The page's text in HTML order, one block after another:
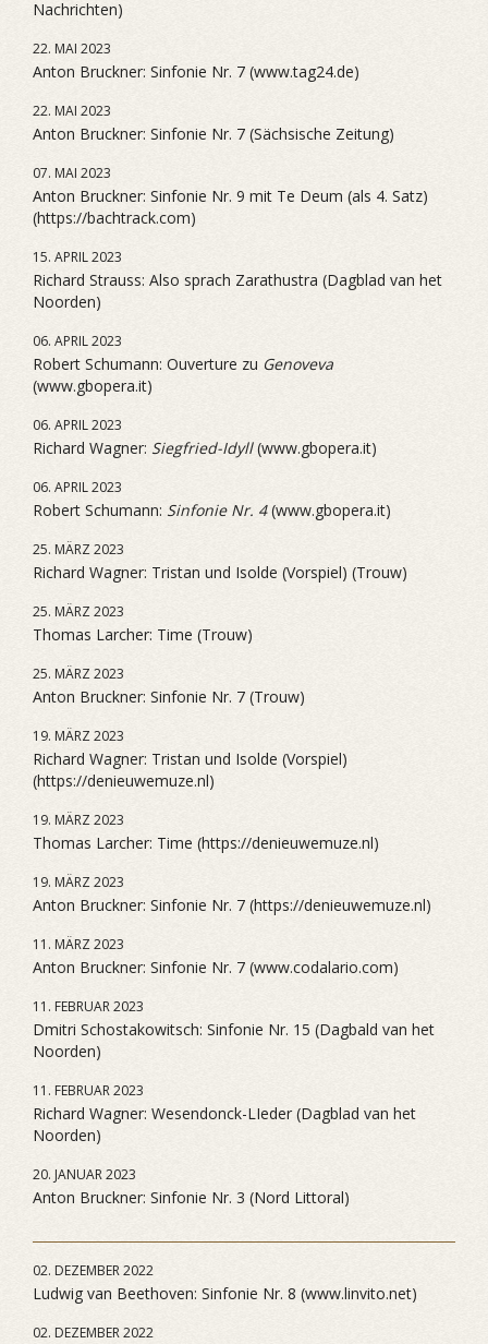
Nachrichten)
22. MAI 2023
Anton Bruckner: Sinfonie Nr. 7 (www.tag24.de)
22. MAI 2023
Anton Bruckner: Sinfonie Nr. 7 (Sächsische Zeitung)
07. MAI 2023
Anton Bruckner: Sinfonie Nr. 9 mit Te Deum (als 4. Satz)
(https://bachtrack.com)
15. APRIL 2023
Richard Strauss: Also sprach Zarathustra (Dagblad van het
Noorden)
06. APRIL 2023
Robert Schumann: Ouverture zu Genoveva
(www.gbopera.it)
06. APRIL 2023
Richard Wagner: Siegfried-Idyll(www.gbopera.it)
06. APRIL 2023
Robert Schumann: Sinfonie Nr. 4(www.gbopera.it)
25. MÄRZ 2023
Richard Wagner: Tristan und Isolde (Vorspiel) (Trouw)
25. MÄRZ 2023
Thomas Larcher: Time (Trouw)
25. MÄRZ 2023
Anton Bruckner: Sinfonie Nr. 7 (Trouw)
19. MÄRZ 2023
Richard Wagner: Tristan und Isolde (Vorspiel)
(https://denieuwemuze.nl)
19. MÄRZ 2023
Thomas Larcher: Time (https://denieuwemuze.nl)
19. MÄRZ 2023
Anton Bruckner: Sinfonie Nr. 7 (https://denieuwemuze.nl)
11. MÄRZ 2023
Anton Bruckner: Sinfonie Nr. 7 (www.codalario.com)
11. FEBRUAR 2023
Dmitri Schostakowitsch: Sinfonie Nr. 15 (Dagbald van het
Noorden)
11. FEBRUAR 2023
Richard Wagner: Wesendonck-LIeder (Dagblad van het
Noorden)
20. JANUAR 2023
Anton Bruckner: Sinfonie Nr. 3 (Nord Littoral)
02. DEZEMBER 2022
Ludwig van Beethoven: Sinfonie Nr. 8 (www.linvito.net)
02. DEZEMBER 2022